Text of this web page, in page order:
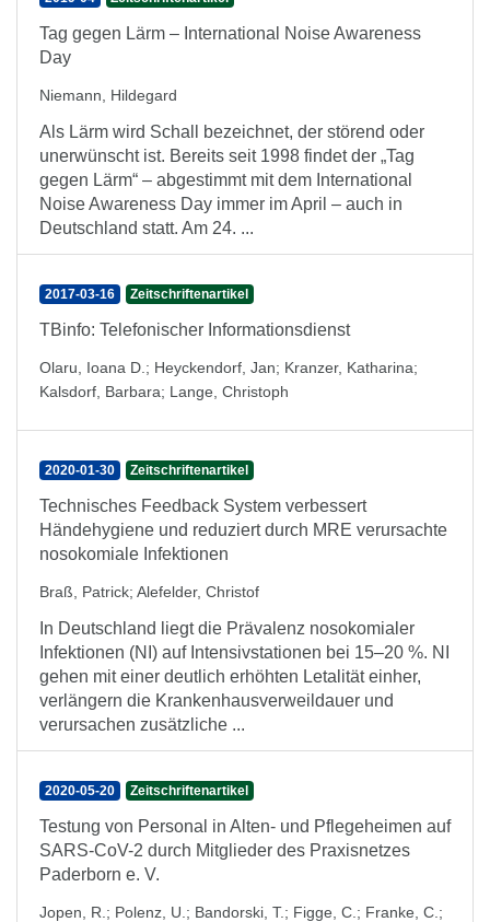
Tag gegen Lärm – International Noise Awareness
Day
Niemann, Hildegard
Als Lärm wird Schall bezeichnet, der störend oder
unerwünscht ist. Bereits seit 1998 findet der „Tag
gegen Lärm“ – abgestimmt mit dem International
Noise Awareness Day immer im April – auch in
Deutschland statt. Am 24. ...
2017-03-16 Zeitschriftenartikel
TBinfo: Telefonischer Informationsdienst
Olaru, Ioana D. ; Heyckendorf, Jan; Kranzer, Katharina;
Kalsdorf, Barbara; Lange, Christoph
2020-01-30 Zeitschriftenartikel
Technisches Feedback System verbessert
Händehygiene und reduziert durch MRE verursachte
nosokomiale Infektionen
Braß, Patrick; Alefelder, Christof
In Deutschland liegt die Prävalenz nosokomialer
Infektionen (NI) auf Intensivstationen bei 15–20 %. NI
gehen mit einer deutlich erhöhten Letalität einher,
verlängern die Krankenhausverweildauer und
verursachen zusätzliche ...
2020-05-20 Zeitschriftenartikel
Testung von Personal in Alten- und Pflegeheimen auf
SARS-CoV-2 durch Mitglieder des Praxisnetzes
Paderborn e. V.
Jopen, R. ; Polenz, U. ; Bandorski, T.; Figge, C. ; Franke, C. ;